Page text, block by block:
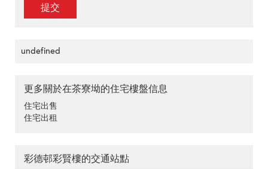
提交
undefined
更多關於在茶寮坳的住宅樓盤信息
住宅出售
住宅出租
彩德邨彩賢樓的交通站點